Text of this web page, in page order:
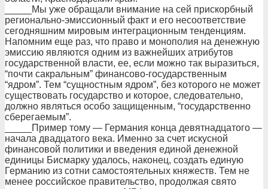
_____Мы уже обращали внимание на сей прискорбный
регионально-эмиссионный факт и его несоответствие
сегодняшним мировым интеграционным тенденциям.
Напомним еще раз, что право и монополия на денежную
эмиссию являются одним из важнейших атрибутов
государственной власти, ее, если можно так выразиться,
“почти сакральным” финансово-государственным
“ядром”. Тем “сущностным ядром”, без которого не может
существовать государство и которое, следовательно,
должно являться особо защищенным, “государственно
сберегаемым”.
_____Пример тому — Германия конца девятнадцатого —
начала двадцатого века. Именно за счет искусной
финансовой политики и введения единой денежной
единицы Бисмарку удалось, наконец, создать единую
Германию из сотни самостоятельных княжеств. Тем не
менее российское правительство, продолжая свято